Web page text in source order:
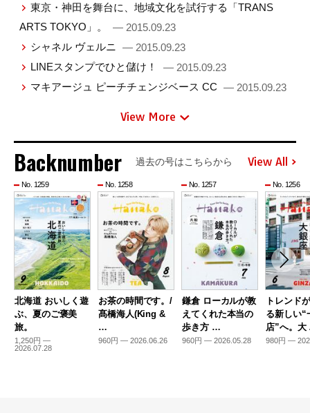
東京・神田を舞台に、地域文化を試行する「TRANS
ARTS TOKYO」。
— 2015.09.23
シャネル ヴェルニ — 2015.09.23
LINEスタンプでひと儲け！
— 2015.09.23
マキアージュ ピーチチェンジベース CC — 2015.09.23
View More
Backnumber 過去の号はこちらから View All
No. 1259
北海道 おいしく遊
ぶ、夏のご褒美
旅。
1,250円 —
2026.07.28
No. 1258
お茶の時間です。/
髙橋海人(King &
…
960円 — 2026.06.26
No. 1257
鎌倉 ローカルが教
えてくれた本当の
歩き方 …
960円 — 2026.05.28
No. 1256
トレンド
る新しい“
店”へ。
980円 —